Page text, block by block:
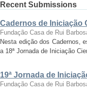
Recent Submissions
Cadernos de Iniciação
Fundação Casa de Rui
Nesta edição dos Cadernos,
a 18ª Jornada de Iniciação
19ª Jornada de
Fundação Casa de Rui